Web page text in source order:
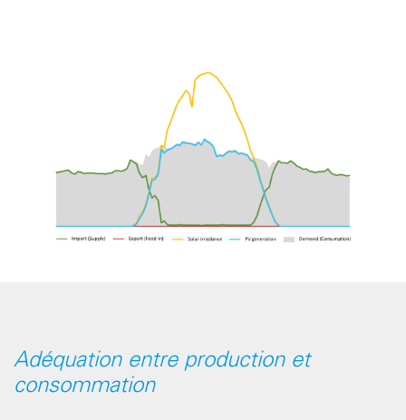
Adéquation entre production et
consommation